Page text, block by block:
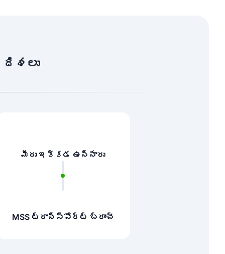
దిశలు
మీరు ఇక్కడ ఉన్నారు
MSS ట్రాన్స్‌పోర్ట్ బ్రాంచ్